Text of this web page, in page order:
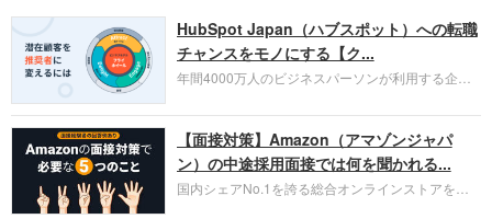
HubSpot Japan（ハブスポット）への転職
チャンスをモノにする【ク...
年間4000万人のビジネスパーソンが利用する企業
お勧めするイチオシ企業をご紹介します。今回はク
ラウド型CRMプラットフォームを提供する
HubSpot Japan（ハブスポット・ジャパン）株式会
社です。採用面接対策の企業研究にご活用くださ
い。
【面接対策】Amazon（アマゾンジャパ
ン）の中途採用面接では何を聞かれる...
国内シェアNo.1を誇る総合オンラインストアを運